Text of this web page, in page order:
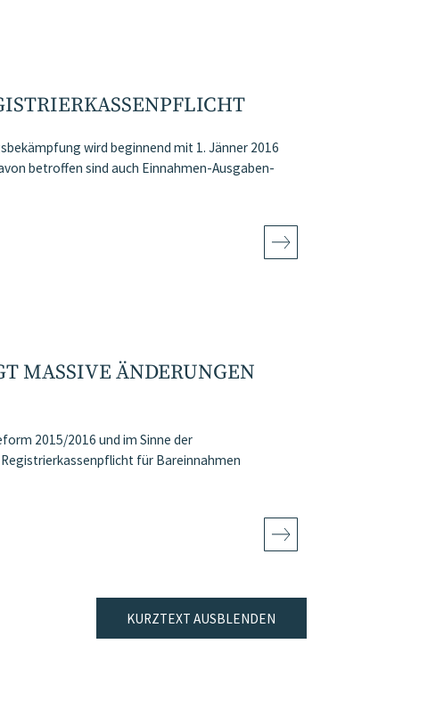
wird beginnend mit 1. Jänner 2016
betroffen sind auch Einnahmen-Ausgaben-
MASSIVE ÄNDERUNGEN
2015/2016 und im Sinne der
für Bareinnahmen
KURZTEXT AUSBLENDEN